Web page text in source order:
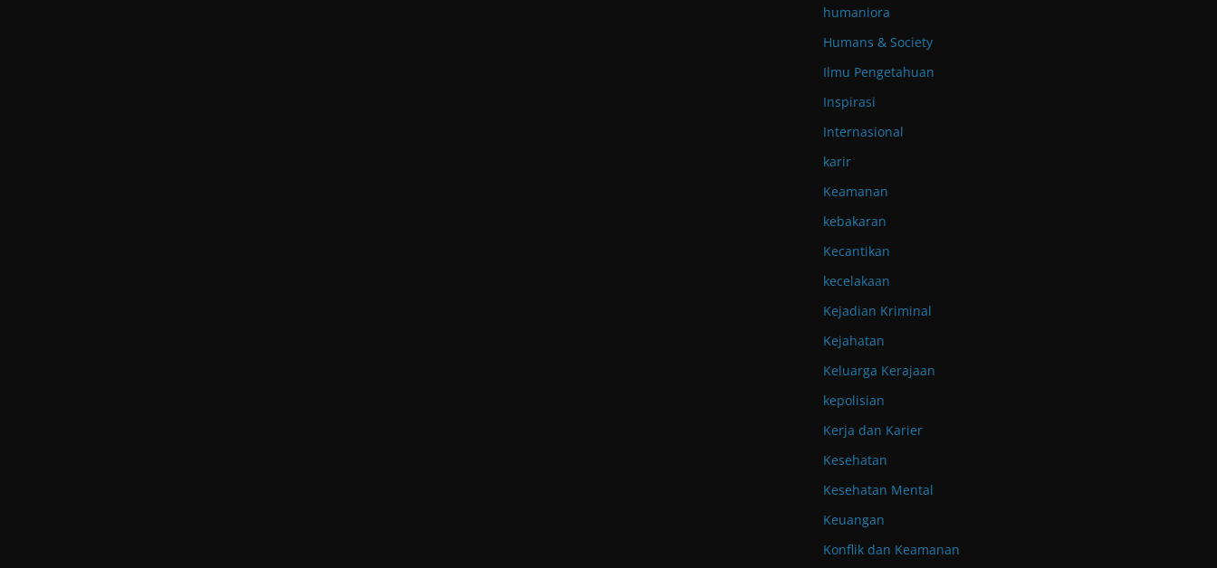
humaniora
Humans & Society
Ilmu Pengetahuan
Inspirasi
Internasional
karir
Keamanan
kebakaran
Kecantikan
kecelakaan
Kejadian Kriminal
Kejahatan
Keluarga Kerajaan
kepolisian
Kerja dan Karier
Kesehatan
Kesehatan Mental
Keuangan
Konflik dan Keamanan